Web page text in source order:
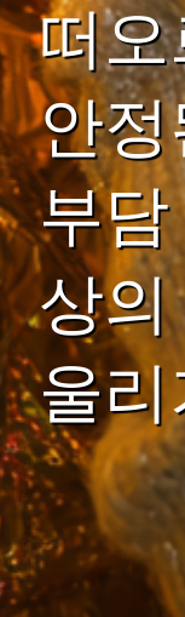
떠
안
부담
상
울